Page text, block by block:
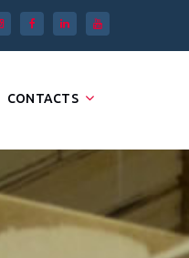
CONTACTS